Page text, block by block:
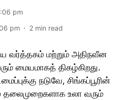
pm
pm 2 min read
வர்த்தகம் மற்றும் அதிநவீன
மையமாகத் திகழ்கிறது.
நடுவே, சிங்கப்பூரின்
தலைமுறைகளாக உலா வரும்